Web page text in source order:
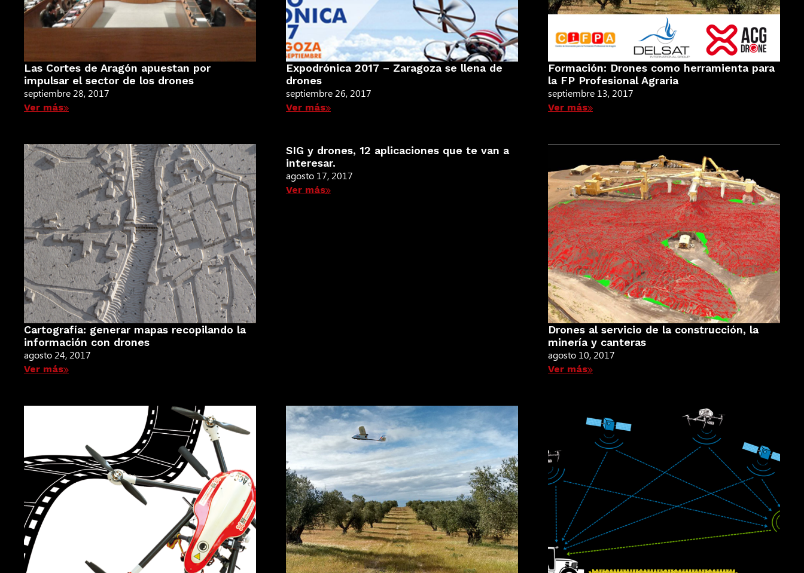
Las Cortes de Aragón apuestan por
impulsar el sector de los drones
septiembre 28, 2017
Ver más
Expodrónica 2017 – Zaragoza se llena de
drones
septiembre 26, 2017
Ver más
Formación: Drones como herramienta para
la FP Profesional Agraria
septiembre 13, 2017
Ver más
Cartografía: generar mapas recopilando la
información con drones
agosto 24, 2017
Ver más
SIG y drones, 12 aplicaciones que te van a
interesar.
agosto 17, 2017
Ver más
Drones al servicio de la construcción, la
minería y canteras
agosto 10, 2017
Ver más